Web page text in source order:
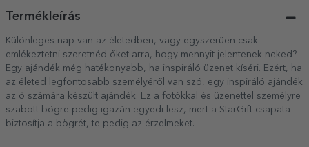
Termékleírás
Különleges nap van az életedben, vagy egyszerűen csak
emlékeztetni szeretnéd őket arra, hogy mennyit jelentenek neked?
Egy ajándék még hatékonyabb, ha inspiráló üzenet kíséri. Ezért, ha
az életed legfontosabb személyéről van szó, egy inspiráló ajándék
az ő számára készült ajándék. Ez a fotókkal és üzenettel személyre
szabott bögre pedig igazán egyedi lesz, mert a StarGift csapata
biztosítja a bögrét, te pedig az érzelmeket.